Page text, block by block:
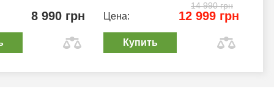
8 990 грн
14 990 грн
Цена: 12 999 грн
Купить